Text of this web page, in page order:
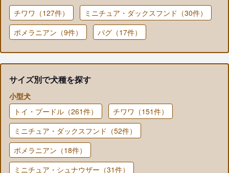
チワワ（127件）
ミニチュア・ダックスフンド（30件）
ポメラニアン（9件）
パグ（17件）
サイズ別で犬種を探す
小型犬
トイ・プードル（261件）
チワワ（151件）
ミニチュア・ダックスフンド（52件）
ポメラニアン（18件）
ミニチュア・シュナウザー（31件）